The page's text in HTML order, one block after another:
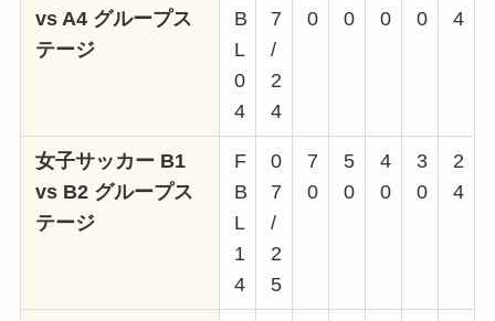
vs A4 グループス
テージ
B
L
0
4
7
/
2
4
0
0
0
0
4
女子サッカー B1
vs B2 グループス
テージ
F
B
L
1
4
0
7
/
2
5
7
0
5
0
4
0
3
0
2
4